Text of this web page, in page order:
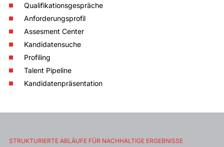
Qualifikationsgespräche
Anforderungsprofil
Assesment Center
Kandidatensuche
Profiling
Talent Pipeline
Kandidatenpräsentation
STRUKTURIERTE ABLÄUFE FÜR NACHHALTIGE ERGEBNISSE